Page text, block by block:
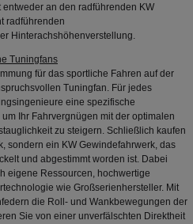
an den radführenden KW
radführenden
Hinterachshöhenverstellung.
Tuningfans
für das sportliche Fahren auf der
Tuningfan. Für jedes
eine spezifische
Ihr Fahrvergnügen mit der optimalen
zu steigern. Schließlich kaufen
sondern ein KW Gewindefahrwerk, das
und abgestimmt worden ist. Dabei
eigene Ressourcen, hochwertige
wie Großserienhersteller. Mit
die Roll- und Wankbewegungen der
Sie von einer unverfälschten Direktheit